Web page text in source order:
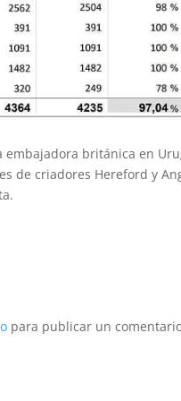
británica en
de criadores Hereford y
para publicar un